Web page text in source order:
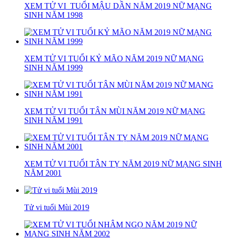
XEM TỬ VI TUỔI MẬU DẦN NĂM 2019 NỮ MẠNG
SINH NĂM 1998
XEM TỬ VI TUỔI KỶ MÃO NĂM 2019 NỮ MẠNG
SINH NĂM 1999
XEM TỬ VI TUỔI TÂN MÙI NĂM 2019 NỮ MẠNG
SINH NĂM 1991
XEM TỬ VI TUỔI TÂN TỴ NĂM 2019 NỮ MẠNG SINH
NĂM 2001
Tử vi tuổi Mùi 2019